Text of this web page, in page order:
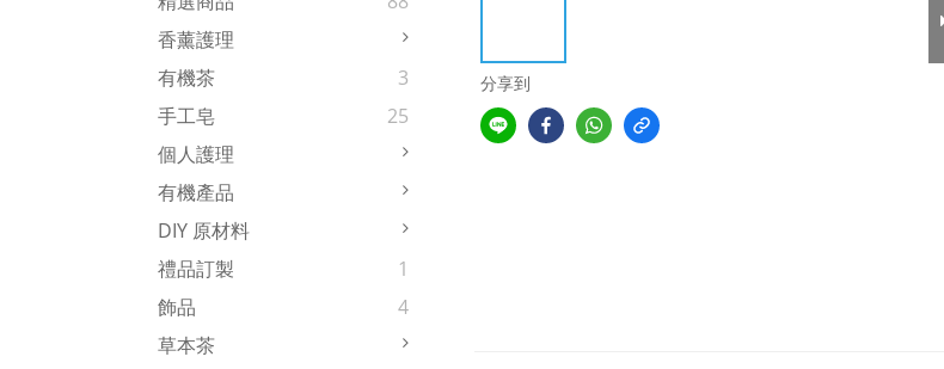
香薰護理
有機茶
3
手工皂
25
個人護理
有機產品
DIY 原材料
禮品訂製
1
飾品
4
草本茶
分享到